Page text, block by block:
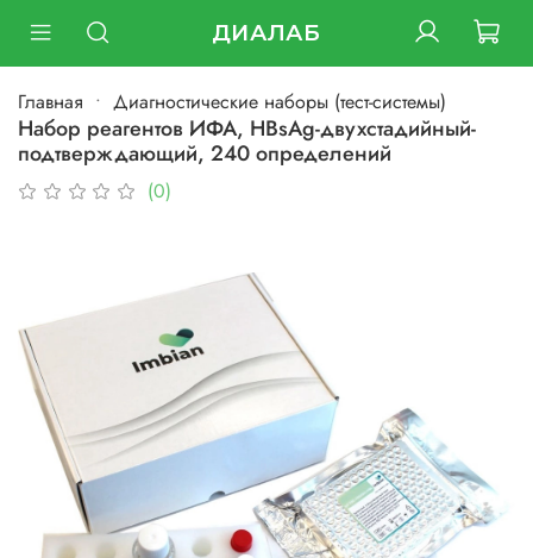
ДИАЛАБ
Главная Диагностические наборы (тест-системы)
Набор реагентов ИФА, HBsAg-двухстадийный-
подтверждающий, 240 определений
(0)